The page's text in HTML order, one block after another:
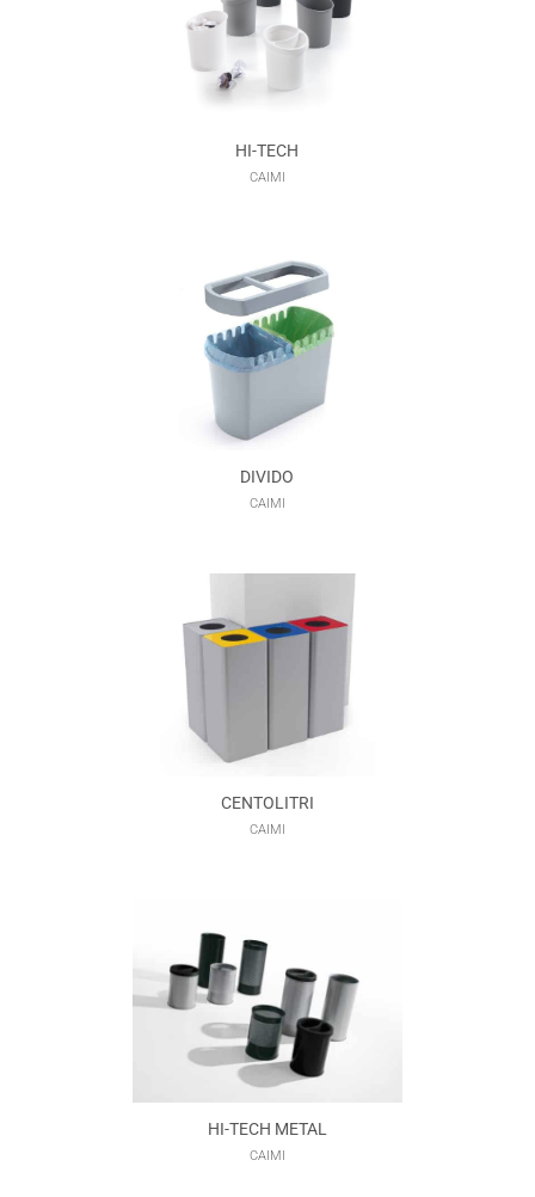
HI-TECH
CAIMI
DIVIDO
CAIMI
CENTOLITRI
CAIMI
HI-TECH METAL
CAIMI